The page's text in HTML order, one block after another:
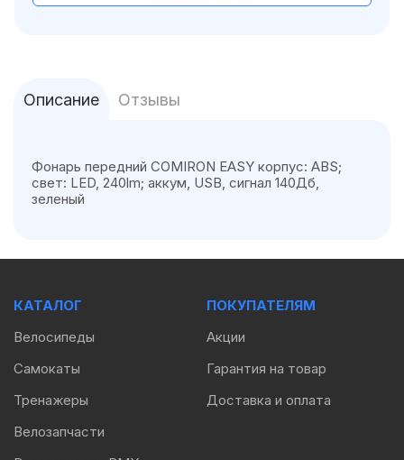
Описание Отзывы
Фонарь передний COMIRON EASY корпус: ABS;
свет: LED, 240lm; аккум, USB, сигнал 140Дб,
зеленый
КАТАЛОГ
Велосипеды
Самокаты
Тренажеры
Велозапчасти
ПОКУПАТЕЛЯМ
Акции
Гарантия на товар
Доставка и оплата